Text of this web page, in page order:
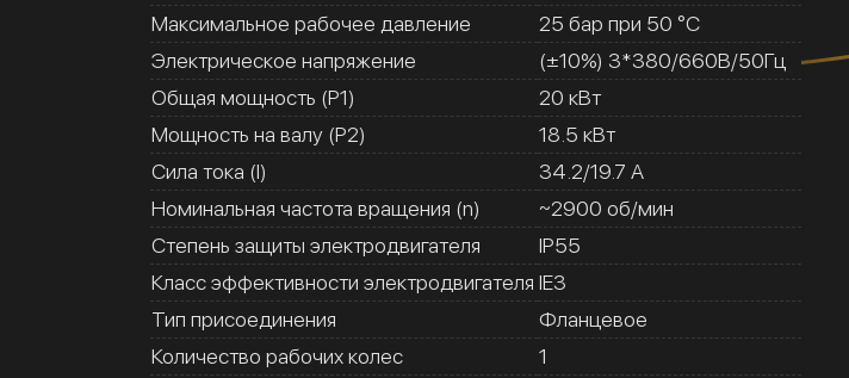
Максимальное рабочее давление
25 бар при 50 °C
Электрическое напряжение
(±10%) 3*380/660В/50Гц
Общая мощность (Р1)
20 кВт
Мощность на валу (Р2)
18.5 кВт
Сила тока (I)
34.2/19.7 A
Номинальная частота вращения (n)
~2900 об/мин
Степень защиты электродвигателя
IP55
Класс эффективности электродвигателя IE3
Тип присоединения
Фланцевое
Количество рабочих колес
1